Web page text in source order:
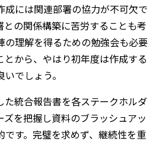
成には関連部署の協力が不可欠で
との関係構築に苦労することも考
の理解を得るための勉強会も必要
とから、やはり初年度は作成する
でしょう。
た統合報告書を各ステークホルダ
ズを把握し資料のブラッシュアッ
です。完璧を求めず、継続性を重